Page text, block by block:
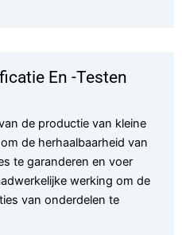
En -testen
de productie van kleine
de herhaalbaarheid van
te garanderen en voer
werking om de
van onderdelen te